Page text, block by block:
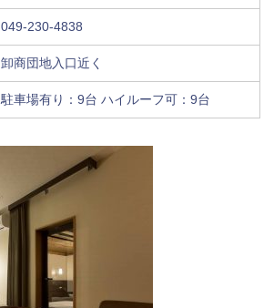
049-230-4838
卸商団地入口近く
駐車場有り：9台 ハイルーフ可：9台